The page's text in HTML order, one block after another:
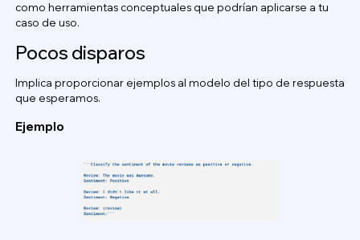
como herramientas conceptuales que podrían aplicarse a tu
caso de uso.
Pocos disparos
Implica proporcionar ejemplos al modelo del tipo de respuesta
que esperamos.
Ejemplo